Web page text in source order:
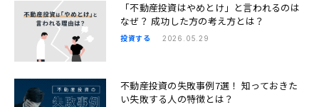
「不動産投資はやめとけ」と言われるのは
なぜ？ 成功した方の考え方とは？
投資する 2026.05.29
不動産投資の失敗事例7選！ 知っておきた
い失敗する人の特徴とは？